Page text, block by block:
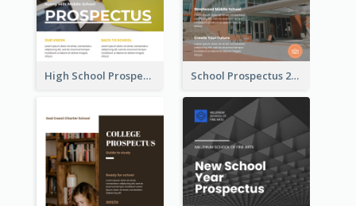
High School Prospectus School Prospectus 2022